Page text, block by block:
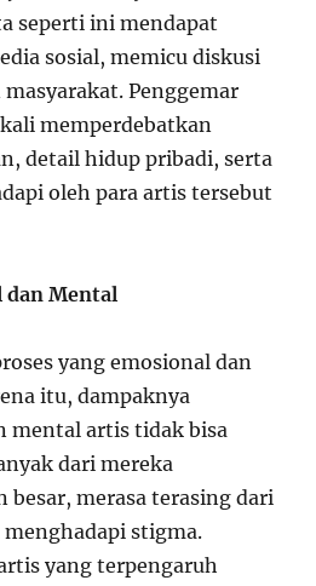
seperti ini mendapat
sosial, memicu diskusi
Penggemar
memperdebatkan
detail hidup pribadi, serta
oleh para artis tersebut
dan Mental
yang emosional dan
itu, dampaknya
mental artis tidak bisa
dari mereka
besar, merasa terasing dari
stigma.
yang terpengaruh